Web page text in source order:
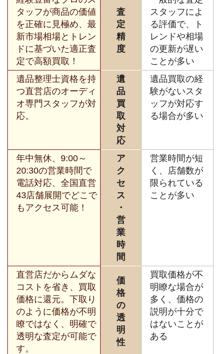
タッフが商品の価値
を正確に見極め、最
新市場相場とトレン
ドに基づいた適正査
定で高額買取！
査
定
精
度
スタッフによ
る評価で、ト
レンドや相場
の更新が遅い
ことが多い
遺品整理士資格を持
つ直営店のオーディ
オ専門スタッフが対
応。
遺
品
買
取
対
応
遺品買取の経
験がないスタ
ッフが対応す
る場合が多い
年中無休、9:00～
20:30の営業時間で
電話対応、全国直営
43店舗展開でどこで
もアクセス可能！
ア
ク
セ
ス
・
営
業
時
間
営業時間が短
く、店舗数が
限られている
ことが多い
直営店だからムダな
コストを省き、買取
価格に還元。下取り
のように価格が不明
瞭ではなく、明確で
透明な査定が可能で
す。
価
格
の
透
明
性
買取価格が不
明瞭な場合が
多く、価格の
説明が十分で
はないことが
ある